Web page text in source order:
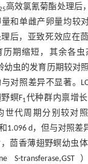
高效氯氰菊酯处理后
和单雌产卵量均较
后，亚致死效应在
历期缩短，其余各虫
幼虫的发育历期较对
对照差异不显著。
螟F1代种群内禀增
世代周期分别较对
1.096 d，但与对照差
茴香薄翅野螟幼虫
S-